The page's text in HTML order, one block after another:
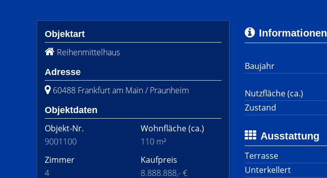
Objektart
Reihenmittelhaus
Adresse
60488 Frankfurt am Main / Praunheim
Objektdaten
Objekt-Nr.
9001100
Wohnfläche(ca.)
110 m²
Zimmer
4
Kaufpreis
8.888.888,- €
Informationen
Baujahr
Nutzfläche (ca.)
Zustand
Ausstattung
Terrasse
Unterkellert